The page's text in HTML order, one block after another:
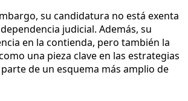
su candidatura no está exenta
judicial. Además, su
en la contienda, pero también la
una pieza clave en las estrategias
de un esquema más amplio de